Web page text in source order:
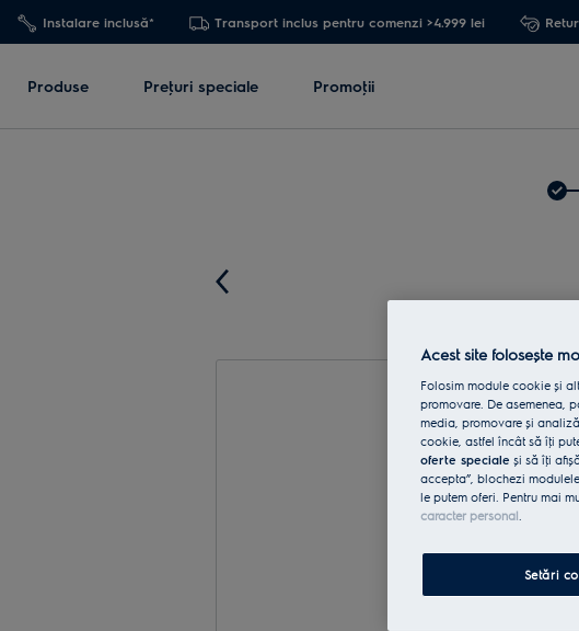
Instalare inclusă* Transport inclus pentru comenzi >4.999 lei
Produse Preţuri speciale Promoţii
Acest site folosește
Folosim module cookie și
promovare. De asemenea,
media, promovare și
cookie, astfel încât să îţi
oferte speciale și să îţi
accepta”, blochezi
le putem oferi. Pentru mai
caracter personal.
Setări